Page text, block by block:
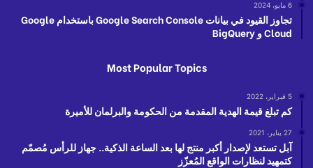
6 مايو، 2024
تجاوز القيود في بيانات Google Search Console باستخدام Google
Cloud و BigQuery
Most Popular Topics
5 فبراير، 2022
كم تبلغ قيمة الهدية المقدمة من الحكومة والبرلمان للأميرة
27 يناير، 2021
آبل تستعد لإصدار أكبر منتج لها بعد الساعة الذكية.. جهاز للرأس مُصمّم
كتمهيد لنظارات الواقع المُعزّز